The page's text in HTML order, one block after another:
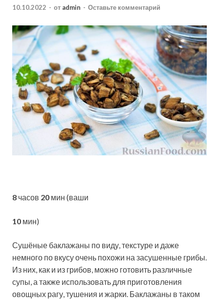
10.10.2022 - от admin - Оставьте комментарий
8 часов 20 мин (ваши
10 мин)
Сушёные баклажаны по виду, текстуре и даже
немного по вкусу очень похожи на засушенные грибы.
Из них, как и из грибов, можно готовить различные
супы, а также использовать для приготовления
овощных рагу, тушения и жарки. Баклажаны в таком